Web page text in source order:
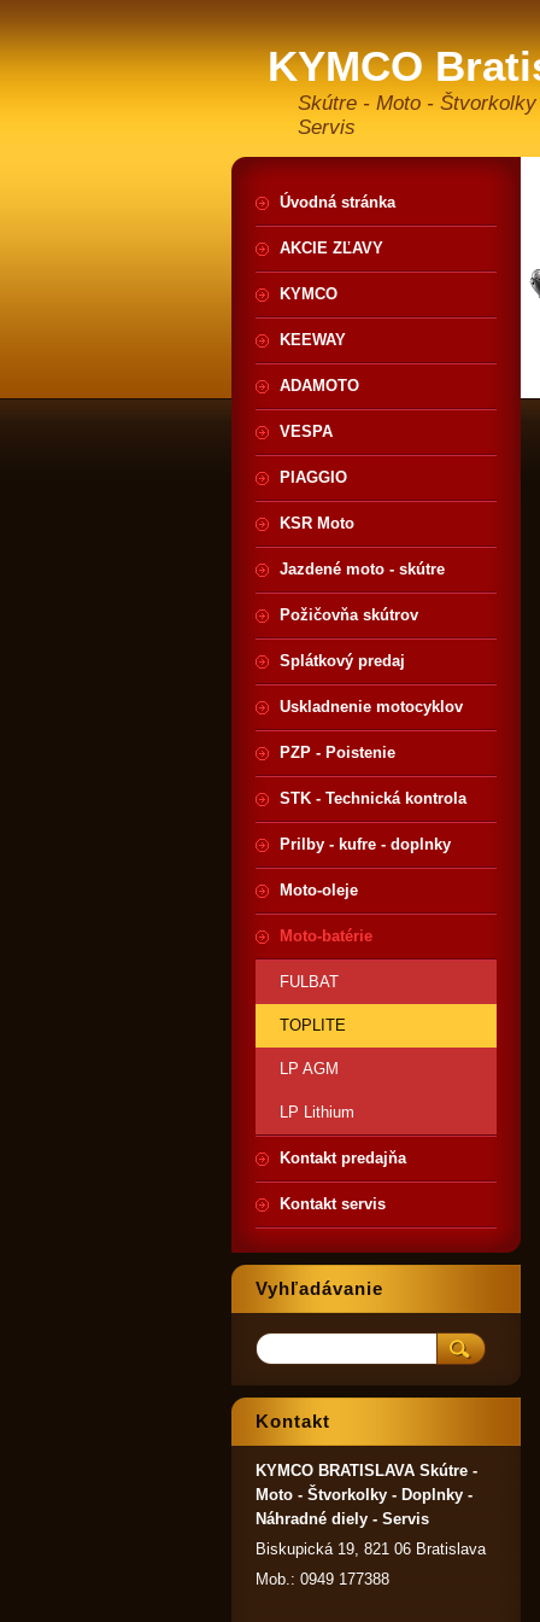
KYMCO
Skútre - Moto -
Servis
Úvodná stránka
AKCIE ZĽAVY
KYMCO
KEEWAY
ADAMOTO
VESPA
PIAGGIO
KSR Moto
Jazdené moto - skútre
Požičovňa skútrov
Splátkový predaj
Uskladnenie motocyklov
PZP - Poistenie
STK - Technická kontrola
Prilby - kufre - doplnky
Moto-oleje
Moto-batérie
FULBAT
TOPLITE
LP AGM
LP Lithium
Kontakt predajňa
Kontakt servis
Vyhľadávanie
Kontakt
KYMCO BRATISLAVA Skútre -
Moto - Štvorkolky - Doplnky -
Náhradné diely - Servis
Biskupická 19, 821 06 Bratislava
Mob.: 0949 177388